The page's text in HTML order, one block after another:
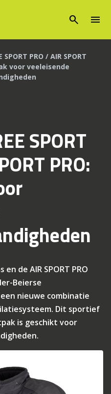
search menu
SPORT PRO / AIR SPORT
voor veeleisende
SPORT
PRO:
en de AIR SPORT PRO
Beierse
een nieuwe combinatie
Dit sportief
is geschikt voor